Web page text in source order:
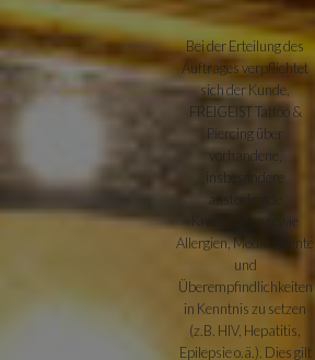
Bei der Erteilung des
Auftrages verpflichtet
sich der Kunde,
FREIGEIST Tattoo &
Piercing über
vorhandene,
insbesondere
ansteckende
Krankheiten sowie
Allergien, Medikamente
und
Überempfindlichkeiten
in Kenntnis zu setzen
(z.B. HIV, Hepatitis,
Epilepsie o.ä.). Dies gilt